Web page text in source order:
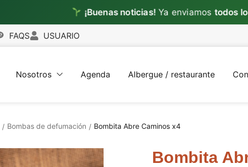
¡Buenas noticias!Ya enviamostodos los días
FAQS USUARIO
Nosotros Agenda Albergue / restaurante
/ Bombas de defumación / Bombita Abre Caminos x4
Bombita